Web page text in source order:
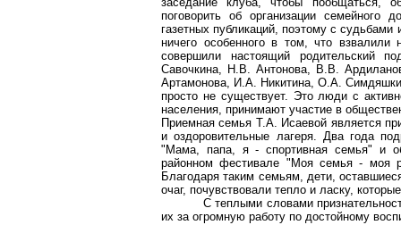
поговорить об организации семейного
газетных публикаций, поэтому с
ничего особенного в том, что
совершили настоящий родительский
Савочкина, Н.В. Антонова, В.В.
Артамонова, И.А. Никитина, О.А.
просто не существует. Это люди с
населения, принимают участие в
Приемная семья Т.А. Исаевой является
и оздоровительные лагеря. Два года
"Мама, папа, я - спортивная семья" и
районном фестивале "Моя семья - моя
Благодаря таким семьям, дети,
очаг, почувствовали тепло и ласку,
С теплыми словами
их за огромную работу по достойному